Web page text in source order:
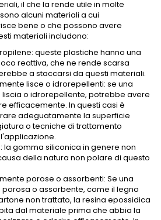
il che la rende utile in molte
alcuni materiali a cui
bene o che possono avere
materiali includono:
queste plastiche hanno una
reattiva, che ne rende scarsa
a staccarsi da questi materiali.
lisce o idrorepellenti: se una
o idrorepellente, potrebbe avere
efficacemente. In questi casi è
adeguatamente la superficie
o tecniche di trattamento
la gomma siliconica in genere non
della natura non polare di questo
porose o assorbenti: Se una
o assorbente, come il legno
non trattato, la resina epossidica
dal materiale prima che abbia la